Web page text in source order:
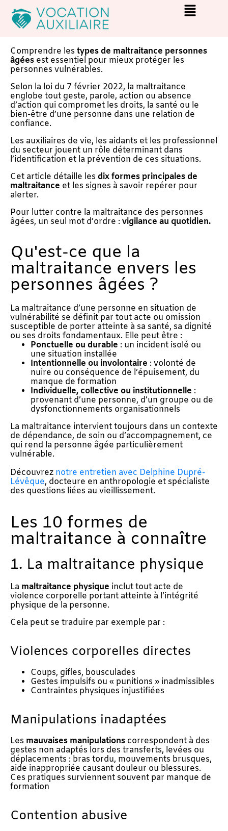
Comprendre les types de maltraitance personnes
âgées est essentiel pour mieux protéger les
personnes vulnérables.
Selon la loi du 7 février 2022, la maltraitance
englobe tout geste, parole, action ou absence
d’action qui compromet les droits, la santé ou le
bien-être d’une personne dans une relation de
confiance.
Les auxiliaires de vie, les aidants et les professionnel
du secteur jouent un rôle déterminant dans
l’identification et la prévention de ces situations.
Cet article détaille les dix formes principales de
maltraitance et les signes à savoir repérer pour
alerter.
Pour lutter contre la maltraitance des personnes
âgées, un seul mot d’ordre : vigilance au quotidien.
Qu'est-ce que la
maltraitance envers les
personnes âgées ?
La maltraitance d’une personne en situation de
vulnérabilité se définit par tout acte ou omission
susceptible de porter atteinte à sa santé, sa dignité
ou ses droits fondamentaux. Elle peut être :
Ponctuelle ou durable : un incident isolé ou
une situation installée
Intentionnelle ou involontaire : volonté de
nuire ou conséquence de l’épuisement, du
manque de formation
Individuelle, collective ou institutionnelle :
provenant d’une personne, d’un groupe ou de
dysfonctionnements organisationnels
La maltraitance intervient toujours dans un contexte
de dépendance, de soin ou d’accompagnement, ce
qui rend la personne âgée particulièrement
vulnérable.
Découvrez notre entretien avec Delphine Dupré-
Lévêque, docteure en anthropologie et spécialiste
des questions liées au vieillissement.
Les 10 formes de
maltraitance à connaître
1. La maltraitance physique
La maltraitance physique inclut tout acte de
violence corporelle portant atteinte à l’intégrité
physique de la personne.
Cela peut se traduire par exemple par :
Violences corporelles directes
Coups, gifles, bousculades
Gestes impulsifs ou « punitions » inadmissibles
Contraintes physiques injustifiées
Manipulations inadaptées
Les mauvaises manipulations correspondent à des
gestes non adaptés lors des transferts, levées ou
déplacements : bras tordu, mouvements brusques,
aide inappropriée causant douleur ou blessures.
Ces pratiques surviennent souvent par manque de
formation
Contention abusive